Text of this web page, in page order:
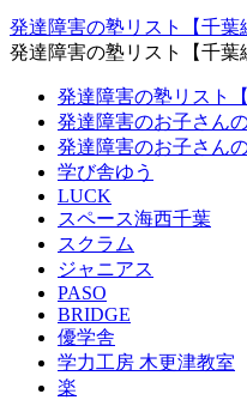
発達障害の塾リスト【千葉
発達障害の塾リスト【千葉
発達障害の塾リスト
発達障害のお子さん
発達障害のお子さん
学び舎ゆう
LUCK
スペース海西千葉
スクラム
ジャニアス
PASO
BRIDGE
優学舎
学力工房 木更津教室
楽